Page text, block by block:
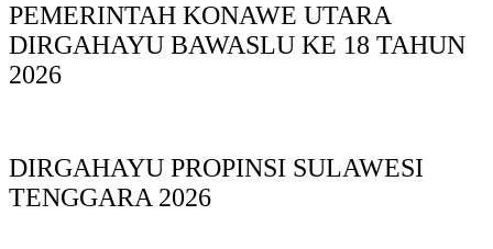
PEMERINTAH KONAWE UTARA
DIRGAHAYU BAWASLU KE 18 TAHUN
2026
DIRGAHAYU PROPINSI SULAWESI
TENGGARA 2026